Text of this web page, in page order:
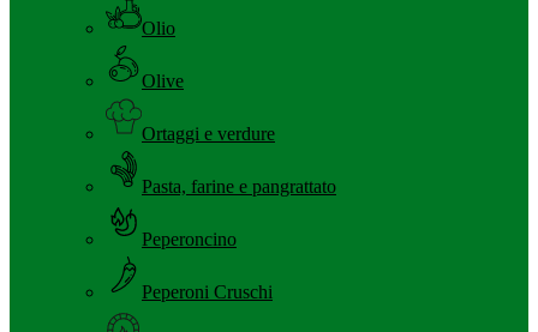
Olio
Olive
Ortaggi e verdure
Pasta, farine e pangrattato
Peperoncino
Peperoni Cruschi